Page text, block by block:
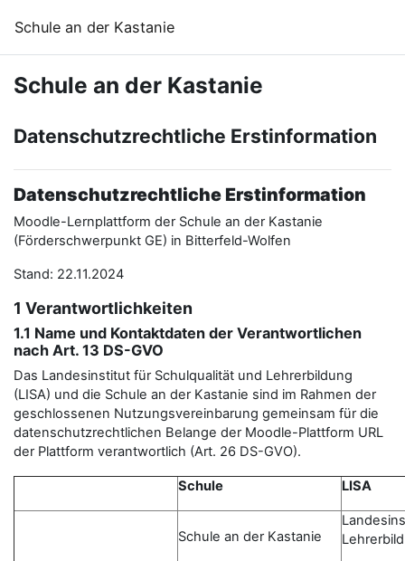
Schule an der Kastanie
Schule an der Kastanie
Datenschutzrechtliche Erstinformation
Datenschutzrechtliche Erstinformation
Moodle-Lernplattform der Schule an der Kastanie
(Förderschwerpunkt GE) in Bitterfeld-Wolfen
Stand: 22.11.2024
1 Verantwortlichkeiten
1.1 Name und Kontaktdaten der Verantwortlichen
nach Art. 13 DS-GVO
Das Landesinstitut für Schulqualität und Lehrerbildung
(LISA) und die Schule an der Kastanie sind im Rahmen der
geschlossenen Nutzungsvereinbarung gemeinsam für die
datenschutzrechtlichen Belange der Moodle-Plattform URL
der Plattform verantwortlich (Art. 26 DS-GVO).
Schule LISA
Schule an der Kastanie